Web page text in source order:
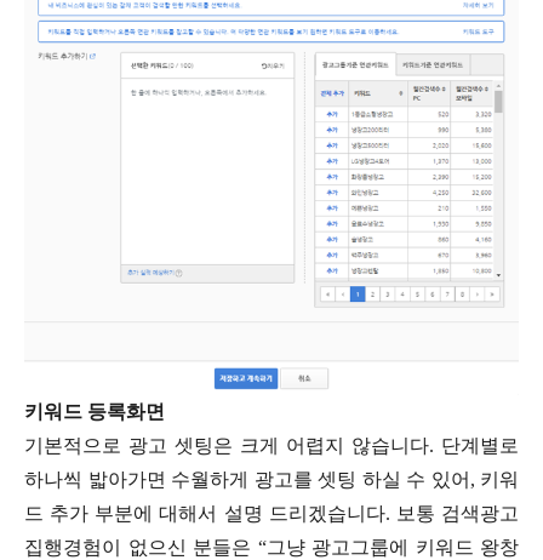
키워드 등록화면
기본적으로 광고 셋팅은 크게 어렵지 않습니다. 단계별로
하나씩 밟아가면 수월하게 광고를 셋팅 하실 수 있어, 키워
드 추가 부분에 대해서 설명 드리겠습니다. 보통 검색광고
집행경험이 없으신 분들은 “그냥 광고그룹에 키워드 왕창